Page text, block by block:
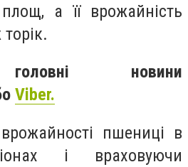
а її врожайність
новини
Viber.
пшениці в
і враховуючи